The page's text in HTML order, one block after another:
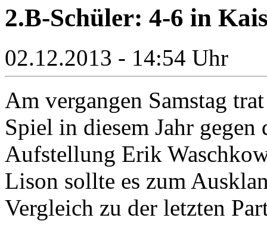
2.B-Schüler: 4-6 in
02.12.2013 - 14:54 Uhr
Am vergangen Samstag
Spiel in diesem Jahr
Aufstellung Erik
Lison sollte es zum
Vergleich zu der letzten